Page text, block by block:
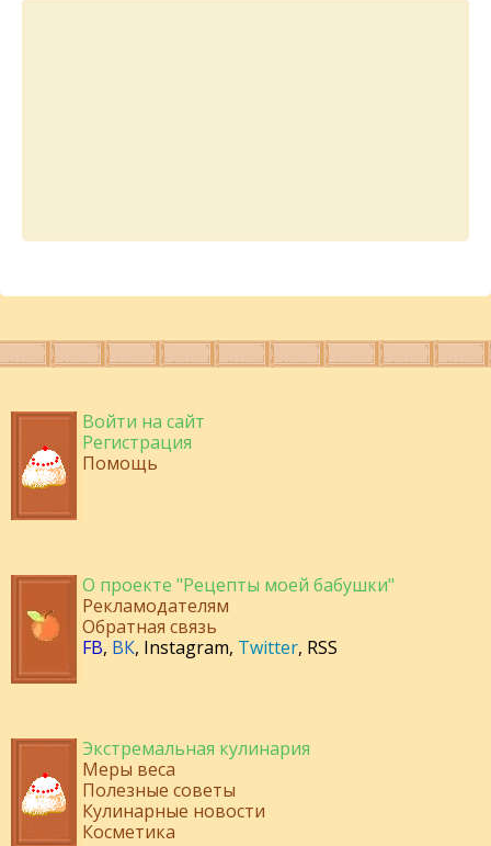
Войти на сайт
Регистрация
Помощь
О проекте "Рецепты моей бабушки"
Рекламодателям
Обратная связь
FB, ВК, Instagram, Twitter, RSS
Экстремальная кулинария
Меры веса
Полезные советы
Кулинарные новости
Косметика